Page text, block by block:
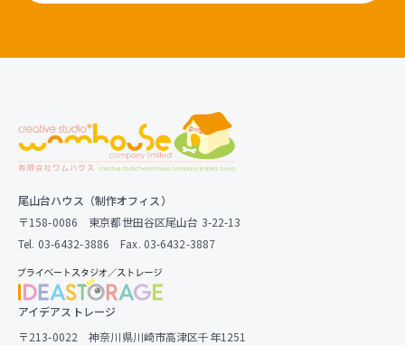
尾山台ハウス（制作オフィス）
〒158-0086 東京都世田谷区尾山台 3-22-13
Tel. 03-6432-3886 Fax. 03-6432-3887
アイデアストレージ
〒213-0022 神奈川県川崎市高津区千年1251